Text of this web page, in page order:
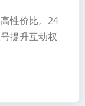
性价比。24
提升互动权